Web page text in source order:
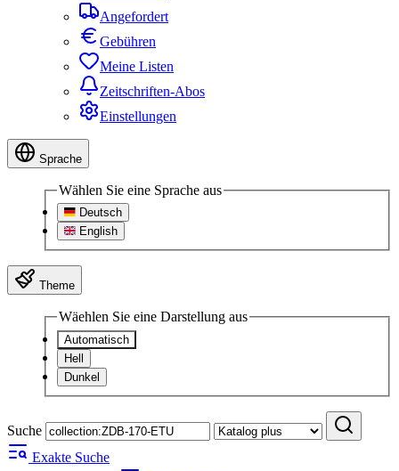
Angefordert
Gebühren
Meine Listen
Zeitschriften-Abos
Einstellungen
Sprache
Wählen Sie eine Sprache aus
Deutsch
English
Theme
Wäehlen Sie eine Darstellung aus
Automatisch
Hell
Dunkel
Suche
Exakte Suche